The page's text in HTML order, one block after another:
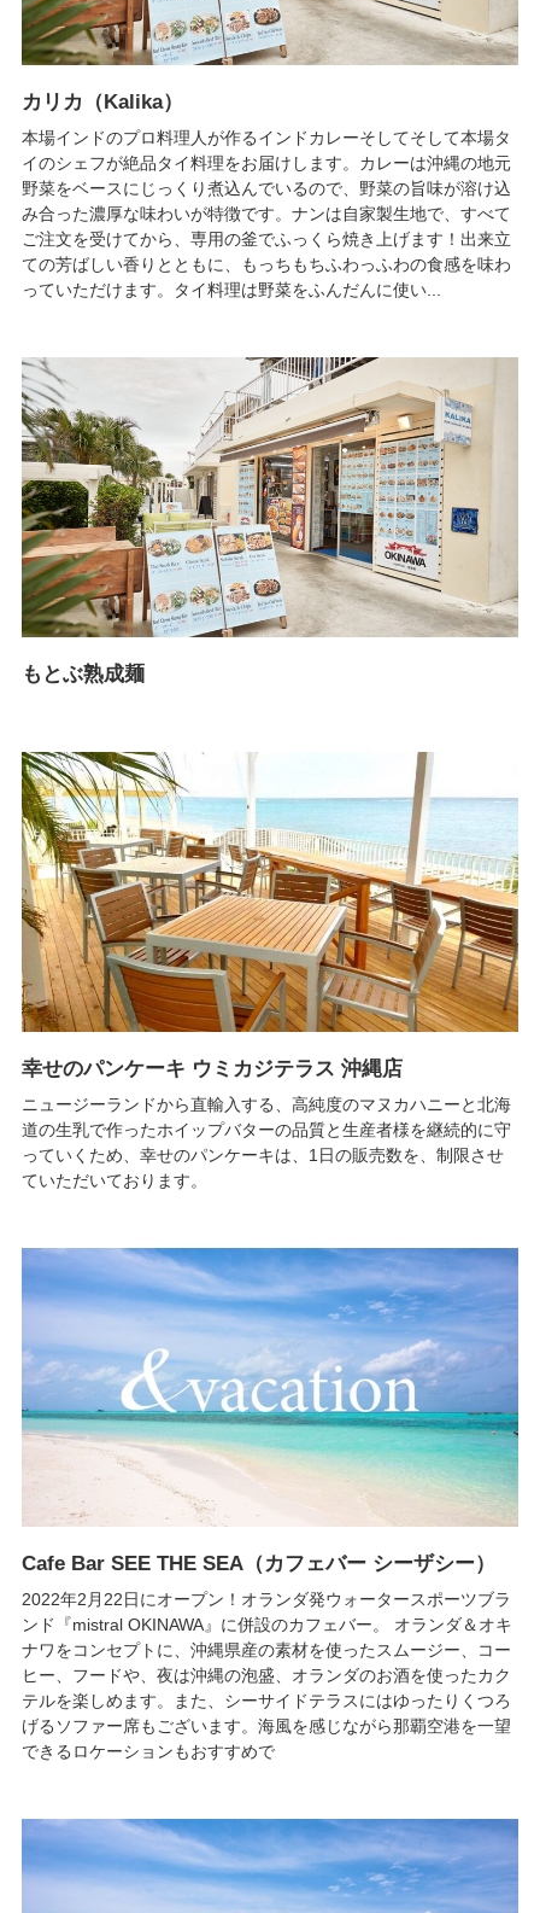
カリカ（Kalika）
本場インドのプロ料理人が作るインドカレーそしてそして本場タ
イのシェフが絶品タイ料理をお届けします。カレーは沖縄の地元
野菜をベースにじっくり煮込んでいるので、野菜の旨味が溶け込
み合った濃厚な味わいが特徴です。ナンは自家製生地で、すべて
ご注文を受けてから、専用の釜でふっくら焼き上げます！出来立
ての芳ばしい香りとともに、もっちもちふわっふわの食感を味わ
っていただけます。タイ料理は野菜をふんだんに使い...
もとぶ熟成麺
幸せのパンケーキ ウミカジテラス 沖縄店
ニュージーランドから直輸入する、高純度のマヌカハニーと北海
道の生乳で作ったホイップバターの品質と生産者様を継続的に守
っていくため、幸せのパンケーキは、1日の販売数を、制限させ
ていただいております。
Cafe Bar SEE THE SEA（カフェバー シーザシー）
2022年2月22日にオープン！オランダ発ウォータースポーツブラ
ンド『mistral OKINAWA』に併設のカフェバー。 オランダ＆オキ
ナワをコンセプトに、沖縄県産の素材を使ったスムージー、コー
ヒー、フードや、夜は沖縄の泡盛、オランダのお酒を使ったカク
テルを楽しめます。また、シーサイドテラスにはゆったりくつろ
げるソファー席もございます。海風を感じながら那覇空港を一望
できるロケーションもおすすめで